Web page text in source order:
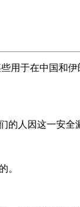
用于在中国和
的人因这一安全
。